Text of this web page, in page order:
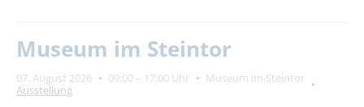
Museum im Steintor
07. August 2026 09:00 – 17:00 Uhr
Museum im Steintor
Ausstellung